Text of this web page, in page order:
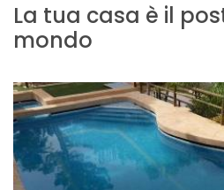
La tua casa è il
mondo